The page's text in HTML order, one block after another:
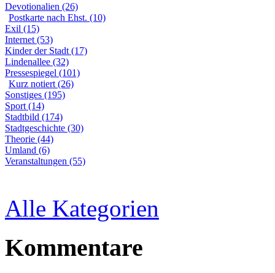
Devotionalien (26)
Postkarte nach Ehst. (10)
Exil (15)
Internet (53)
Kinder der Stadt (17)
Lindenallee (32)
Pressespiegel (101)
Kurz notiert (26)
Sonstiges (195)
Sport (14)
Stadtbild (174)
Stadtgeschichte (30)
Theorie (44)
Umland (6)
Veranstaltungen (55)
Alle Kategorien
Kommentare